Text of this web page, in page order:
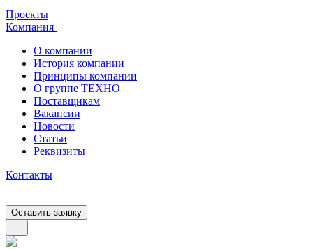
Проекты
Компания
О компании
История компании
Принципы компании
О группе ТЕХНО
Поставщикам
Вакансии
Новости
Статьи
Реквизиты
Контакты
Оставить заявку